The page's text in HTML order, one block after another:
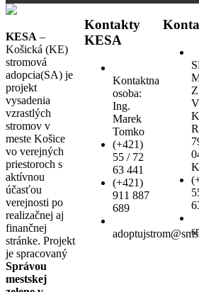
KESA –
Košická (KE)
stromová
adopcia(SA) je
projekt
vysadenia
vzrastlých
stromov v
meste Košice
vo verejných
priestoroch s
aktívnou
účasťou
verejnosti po
realizačnej aj
finančnej
stránke. Projekt
je spracovaný
Správou
mestskej
Kontakty
KESA
Kontaktna
osoba:
Ing.
Marek
Tomko
(+421)
55 / 72
63 441
(+421)
911 887
689
V